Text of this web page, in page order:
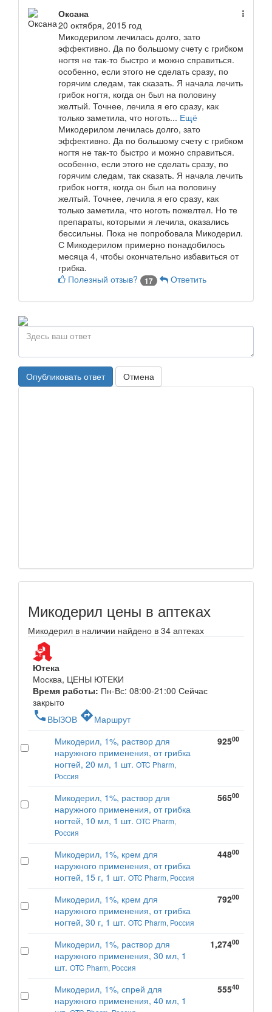
Оксана
20 октября, 2015 год
Микодерилом лечилась долго, зато
эффективно. Да по большому счету с грибком
ногтя не так-то быстро и можно справиться.
особенно, если этого не сделать сразу, по
горячим следам, так сказать. Я начала лечить
грибок ногтя, когда он был на половину
желтый. Точнее, лечила я его сразу, как
только заметила, что ноготь... Ещё
Микодерилом лечилась долго, зато
эффективно. Да по большому счету с грибком
ногтя не так-то быстро и можно справиться.
особенно, если этого не сделать сразу, по
горячим следам, так сказать. Я начала лечить
грибок ногтя, когда он был на половину
желтый. Точнее, лечила я его сразу, как
только заметила, что ноготь пожелтел. Но те
препараты, которыми я лечила, оказались
бессильны. Пока не попробовала Микодерил.
С Микодерилом примерно понадобилось
месяца 4, чтобы окончательно избавиться от
грибка.
Полезный отзыв?
17 Ответить
Опубликовать ответ Отмена
Микодерил цены в аптеках
Микодерил в наличии найдено в 34 аптеках
Ютека
Москва, ЦЕНЫ ЮТЕКИ
Время работы: Пн-Вс: 08:00-21:00 Сейчас
закрыто
phone ВЫЗОВ directionsМаршрут
Микодерил, 1%, раствор для
наружного применения, от грибка
ногтей, 20 мл, 1 шт. OTC Pharm,
Россия
92500
Микодерил, 1%, раствор для
наружного применения, от грибка
ногтей, 10 мл, 1 шт. OTC Pharm,
Россия
56500
Микодерил, 1%, крем для
наружного применения, от грибка
ногтей, 15 г, 1 шт. OTC Pharm, Россия
44800
Микодерил, 1%, крем для
наружного применения, от грибка
ногтей, 30 г, 1 шт. OTC Pharm, Россия
79200
Микодерил, 1%, раствор для
наружного применения, 30 мл, 1
шт. OTC Pharm, Россия
1,27400
Микодерил, 1%, спрей для
наружного применения, 40 мл, 1
55540